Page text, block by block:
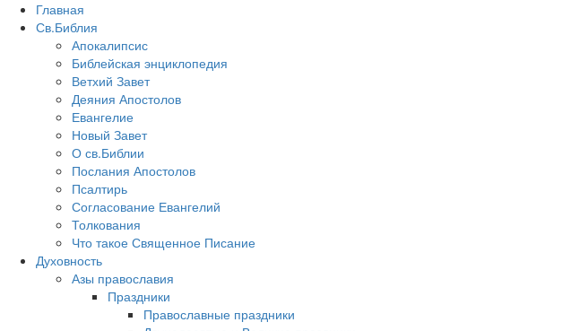
Главная
Св.Библия
Апокалипсис
Библейская энциклопедия
Ветхий Завет
Деяния Апостолов
Евангелие
Новый Завет
О св.Библии
Послания Апостолов
Псалтирь
Согласование Евангелий
Толкования
Что такое Священное Писание
Духовность
Азы православия
Праздники
Православные праздники